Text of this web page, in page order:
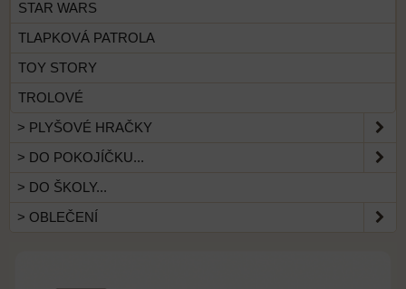
STAR WARS
TLAPKOVÁ PATROLA
TOY STORY
TROLOVÉ
> PLYŠOVÉ HRAČKY
> DO POKOJÍČKU...
> DO ŠKOLY...
> OBLEČENÍ